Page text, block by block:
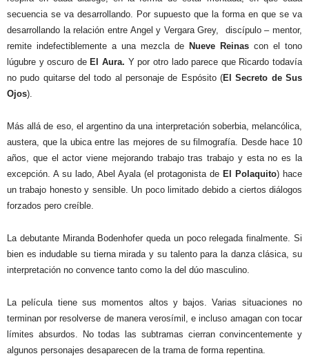
secuencia se va desarrollando. Por supuesto que la forma en que se va
desarrollando la relación entre Angel y Vergara Grey,
discípulo – mentor,
remite indefectiblemente a una mezcla de Nueve Reinas con el tono
lúgubre y oscuro de El Aura. Y por otro lado parece que Ricardo todavía
no pudo quitarse del todo al personaje de Espósito (El Secreto de Sus
Ojos).
Más allá de eso, el argentino da una interpretación soberbia, melancólica,
austera, que la ubica entre las mejores de su filmografía. Desde hace 10
años, que el actor viene mejorando trabajo tras trabajo y esta no es la
excepción. A su lado, Abel Ayala (el protagonista de El Polaquito) hace
un trabajo honesto y sensible. Un poco limitado debido a ciertos diálogos
forzados pero creíble.
La debutante Miranda Bodenhofer queda un poco relegada finalmente. Si
bien es indudable su tierna mirada y su talento para la danza clásica, su
interpretación no convence tanto como la del dúo masculino.
La película tiene sus momentos altos y bajos. Varias situaciones no
terminan por resolverse de manera verosímil, e incluso amagan con tocar
límites absurdos. No todas las subtramas cierran convincentemente y
algunos personajes desaparecen de la trama de forma repentina.